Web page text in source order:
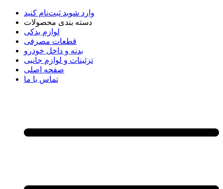
وارد شوید ثبت‌نام کنید
دسته بندی محصولات
لوازم یدکی
قطعات مصرفی
بدنه و داخل خودرو
تزئینات و لوازم جانبی
صفحه اصلی
تماس با ما